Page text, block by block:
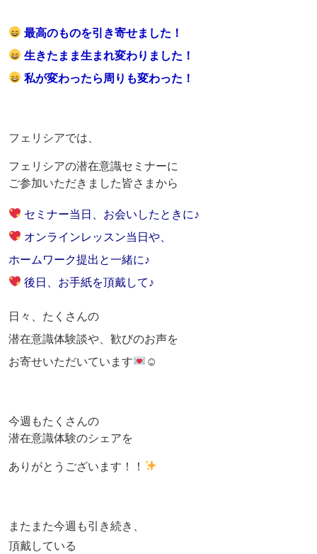
最高のものを引き寄せました！
生きたまま生まれ変わりました！
私が変わったら周りも変わった！
フェリシアでは、
フェリシアの潜在意識セミナーに
ご参加いただきました皆さまから
セミナー当日、お会いしたときに♪
オンラインレッスン当日や、
ホームワーク提出と一緒に♪
後日、お手紙を頂戴して♪
日々、たくさんの
潜在意識体験談や、歓びのお声を
お寄せいただいています
☺
今週もたくさんの
潜在意識体験のシェアを
ありがとうございます！！
またまた今週も引き続き、
頂戴している